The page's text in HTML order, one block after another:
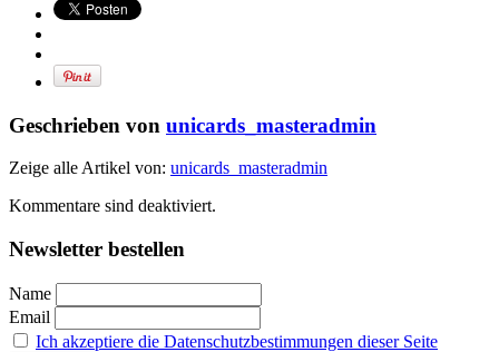
Geschrieben von unicards_masteradmin
Zeige alle Artikel von: unicards_masteradmin
Kommentare sind deaktiviert.
Newsletter bestellen
Name
Email
Ich akzeptiere die Datenschutzbestimmungen dieser Seite